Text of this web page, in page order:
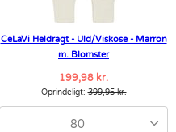
CeLaVi Heldragt - Uld/Viskose - Marron
m. Blomster
199,98 kr.
Oprindeligt:399,95 kr.
80